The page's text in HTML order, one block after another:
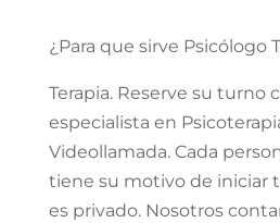
¿Para que sirve Psicólogo
Terapia. Reserve su turno
especialista en
Videollamada. Cada
tiene su motivo de iniciar
es privado. Nosotros